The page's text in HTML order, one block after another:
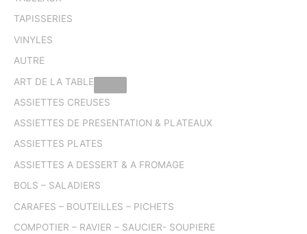
TAPISSERIES
VINYLES
AUTRE
ART DE LA TABLE
ASSIETTES CREUSES
ASSIETTES DE PRESENTATION & PLATEAUX
ASSIETTES PLATES
ASSIETTES A DESSERT & A FROMAGE
BOLS – SALADIERS
CARAFES – BOUTEILLES – PICHETS
COMPOTIER – RAVIER – SAUCIER- SOUPIERE